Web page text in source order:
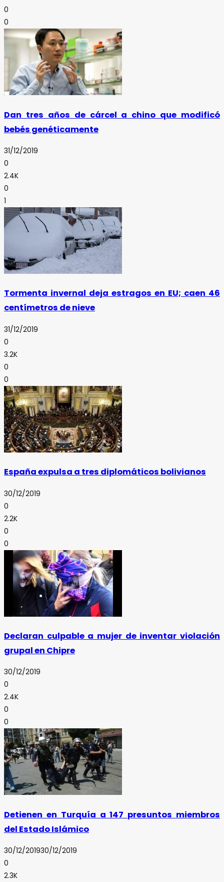
0
0
Dan tres años de cárcel a chino que modificó
bebés genéticamente
31/12/2019
0
2.4K
0
1
Tormenta invernal deja estragos en EU; caen 46
centímetros de nieve
31/12/2019
0
3.2K
0
0
España expulsa a tres diplomáticos bolivianos
30/12/2019
0
2.2K
0
0
Declaran culpable a mujer de inventar violación
grupal en Chipre
30/12/2019
0
2.4K
0
0
Detienen en Turquía a 147 presuntos miembros
del Estado Islámico
30/12/201930/12/2019
0
2.3K